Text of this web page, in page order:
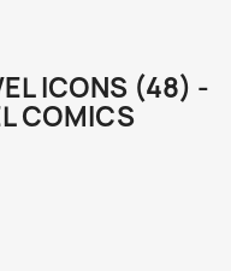
ICONS (48) -
COMICS